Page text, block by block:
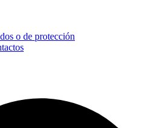
o de protección